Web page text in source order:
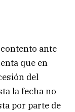
ante
que en
del
la fecha no
por parte de